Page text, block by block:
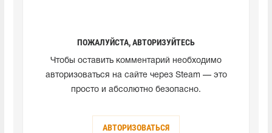
ПОЖАЛУЙСТА, АВТОРИЗУЙТЕСЬ
Чтобы оставить комментарий необходимо
авторизоваться на сайте через Steam — это
просто и абсолютно безопасно.
АВТОРИЗОВАТЬСЯ